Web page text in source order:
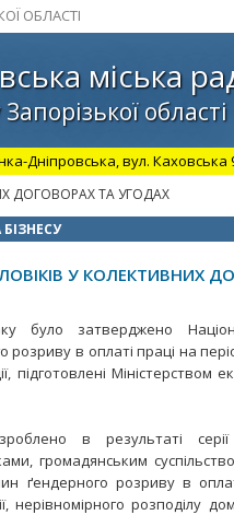
ОБЛАСТІ
міська
області
Дніпровська, вул. Каховська
ДОГОВОРАХ ТА УГОДАХ
У КОЛЕКТИВНИХ
було затверджено
розриву в оплаті праці на
підготовлені Міністерством
в результаті серії
громадянським
ґендерного розриву в
нерівномірного розподілу